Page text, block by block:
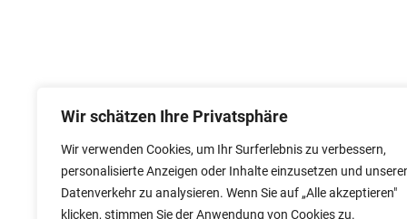
Wir schätzen Ihre Privatsphäre
Wir verwenden Cookies, um Ihr Surferlebnis zu verbessern,
personalisierte Anzeigen oder Inhalte einzusetzen und
Datenverkehr zu analysieren. Wenn Sie auf „Alle akzeptieren"
klicken, stimmen Sie der Anwendung von Cookies zu.